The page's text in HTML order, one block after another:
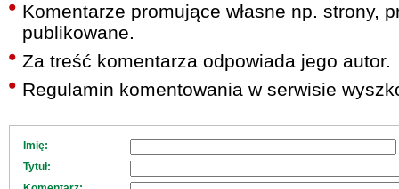
Komentarze promujące własne np. strony,
publikowane.
Za treść komentarza odpowiada jego autor.
Regulamin komentowania w serwisie
Imię:
Tytuł: